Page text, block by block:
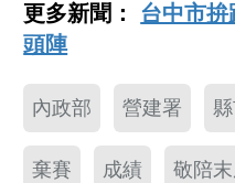
更多新聞： 台中市
頭陣
內政部 營建署
棄賽 成績 敬陪